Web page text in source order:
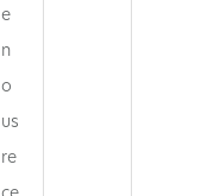
e
n
o
us
re